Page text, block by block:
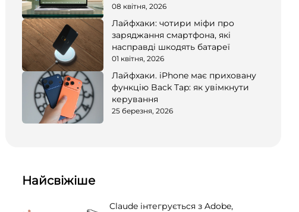
08 квітня, 2026
Лайфхаки: чотири міфи про
заряджання смартфона, які
насправді шкодять батареї
01 квітня, 2026
Лайфхаки. iPhone має приховану
функцію Back Tap: як увімкнути
керування
25 березня, 2026
Найсвіжіше
Claude інтегрується з Adobe,